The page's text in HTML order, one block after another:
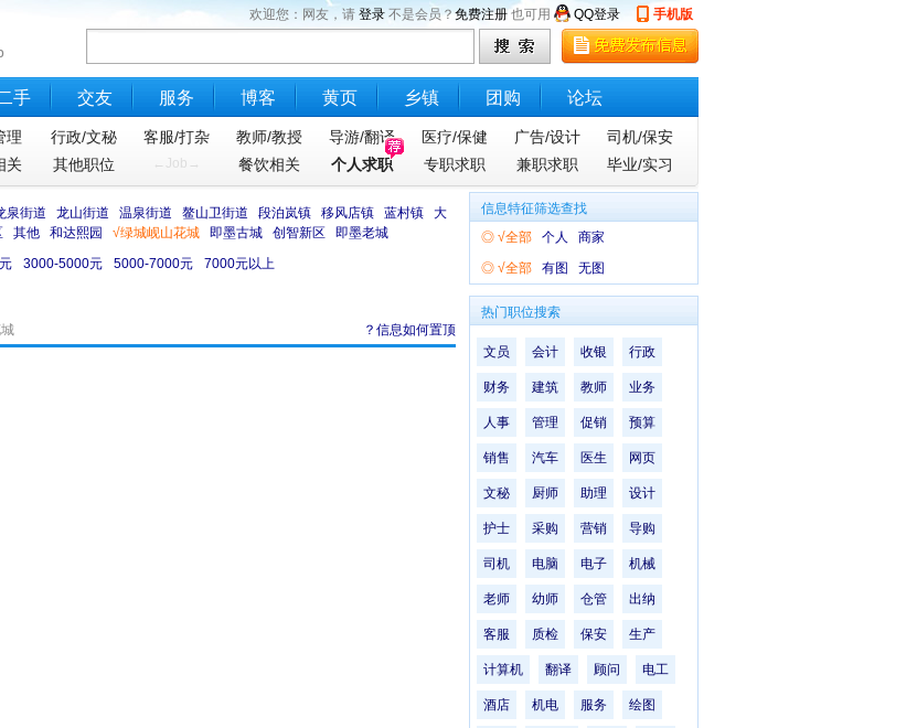
欢迎您：网友，请 登录 不是会员？免费注册 也可用 QQ登录 手机版
手 交友 服务 博客 黄页 乡镇 团购 论坛
理 行政/文秘 客服/打杂 教师/教授 导游/翻译 医疗/保健 广告/设计
司机/保安
关 其他职位 ←Job→ 餐饮相关 个人求职 专职求职 兼职求职 毕业/实习
泉街道 龙山街道 温泉街道 鳌山卫街道 段泊岚镇 移风店镇 蓝村镇
大
其他 和达熙园 √绿城岘山花城 即墨古城 创智新区
即墨老城
3000-5000元 5000-7000元
7000元以上
？信息如何置顶
信息特征筛选查找
◎ √全部 个人
商家
◎ √全部 有图 无图
热门职位搜索
文员 会计 收银 行政
财务 建筑 教师 业务
人事 管理 促销 预算
销售 汽车 医生 网页
文秘 厨师 助理 设计
护士 采购 营销 导购
司机 电脑 电子 机械
老师 幼师 仓管 出纳
客服 质检 保安 生产
计算机 翻译 顾问 电工
酒店 机电 服务 绘图